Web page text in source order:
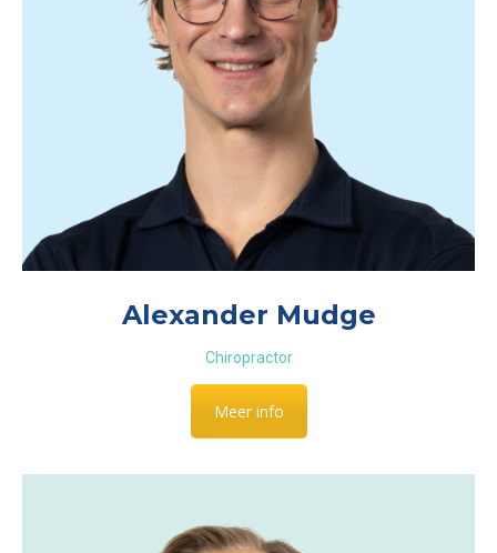
Alexander Mudge
Chiropractor
Meer info